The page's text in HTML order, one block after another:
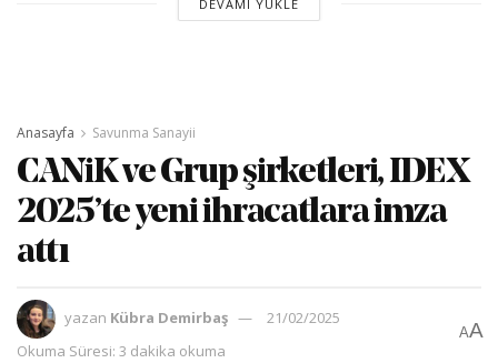
DEVAMI YÜKLE
Anasayfa Savunma Sanayii
CANiK ve Grup şirketleri, IDEX
2025’te yeni ihracatlara imza
attı
yazan Kübra Demirbaş
21/02/2025
Okuma Süresi: 3 dakika okuma
AA